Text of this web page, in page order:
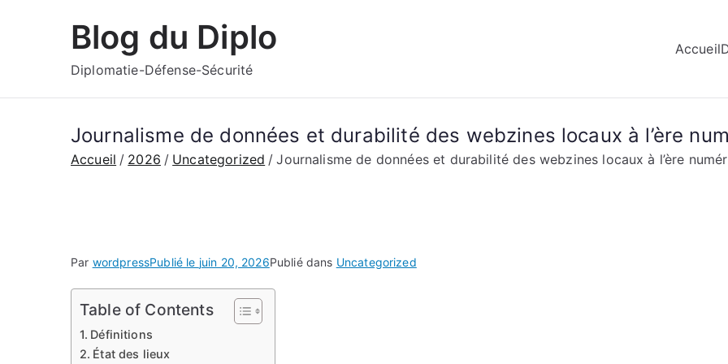
Blog du Diplo
Diplomatie-Défense-Sécurité
Accueil
Journalisme de données et durabilité des webzines locaux à l’ère
Accueil 2026 Uncategorized Journalisme de données et durabilité des webzines locaux à l’ère
Par wordpressPublié le juin 20, 2026Publié dans Uncategorized
Table of Contents
Définitions
État des lieux